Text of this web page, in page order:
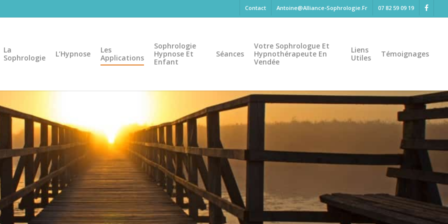
Contact Antoine@alliance-Sophrologie.fr 07 82 59 09 19
La
Sophrologie
L’Hypnose
Les
Applications
Sophrologie
Hypnose Et
Enfant
Séances
Votre Sophrologue Et
Hypnothérapeute En
Vendée
Liens
Utiles
Témoignages